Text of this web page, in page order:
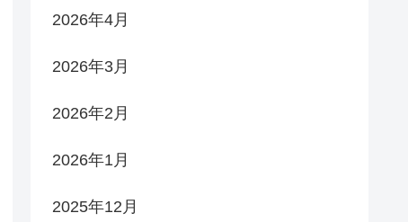
2026年4月
2026年3月
2026年2月
2026年1月
2025年12月